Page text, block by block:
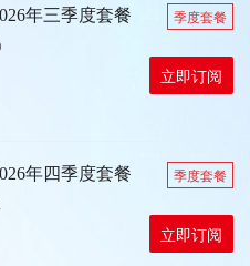
年三季度套餐 季度套餐
立即订阅
年四季度套餐 季度套餐
立即订阅